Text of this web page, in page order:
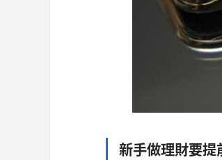
新手做理財要提